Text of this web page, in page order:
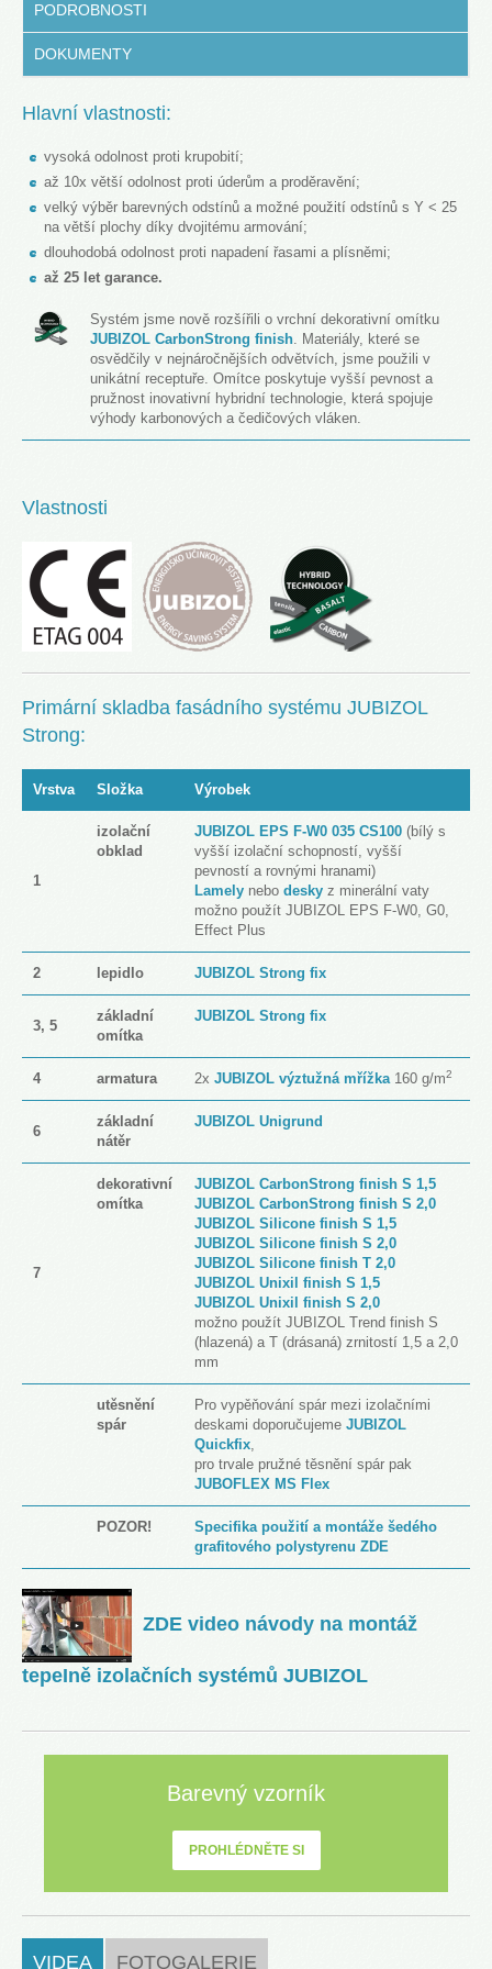
PODROBNOSTI
DOKUMENTY
Hlavní vlastnosti:
vysoká odolnost proti krupobití;
až 10x větší odolnost proti úderům a proděravění;
velký výběr barevných odstínů a možné použití odstínů s Y < 25
na větší plochy díky dvojitému armování;
dlouhodobá odolnost proti napadení řasami a plísněmi;
až 25 let garance.
Systém jsme nově rozšířili o vrchní dekorativní omítku
JUBIZOL CarbonStrong finish. Materiály, které se
osvědčily v nejnáročnějších odvětvích, jsme použili v
unikátní receptuře. Omítce poskytuje vyšší pevnost a
pružnost inovativní hybridní technologie, která spojuje
výhody karbonových a čedičových vláken.
Vlastnosti
Primární skladba fasádního systému JUBIZOL
Strong:
Vrstva Složka Výrobek
1
izolační
obklad
JUBIZOL EPS F-W0 035 CS100 (bílý s
vyšší izolační schopností, vyšší
pevností a rovnými hranami)
Lamely nebo desky z minerální vaty
možno použít JUBIZOL EPS F-W0, G0,
Effect Plus
2 lepidlo JUBIZOL Strong fix
3, 5
základní
omítka
JUBIZOL Strong fix
4 armatura 2x JUBIZOL výztužná mřížka160 g/m2
6
základní
nátěr
JUBIZOL Unigrund
7
dekorativní
omítka
JUBIZOL CarbonStrong finish S 1,5
JUBIZOL CarbonStrong finish S 2,0
JUBIZOL Silicone finish S 1,5
JUBIZOL Silicone finish S 2,0
JUBIZOL Silicone finish T 2,0
JUBIZOL Unixil finish S 1,5
JUBIZOL Unixil finish S 2,0
možno použít JUBIZOL Trend finish S
(hlazená) a T (drásaná) zrnitostí 1,5 a 2,0
mm
utěsnění
spár
Pro vypěňování spár mezi izolačními
deskami doporučujeme JUBIZOL
Quickfix,
pro trvale pružné těsnění spár pak
JUBOFLEX MS Flex
POZOR!
Specifika použití a montáže šedého
grafitového polystyrenu ZDE
ZDE video návody na montáž
tepeIně izolačních systémů JUBIZOL
Barevný vzorník
PROHLÉDNĚTE SI
VIDEA (ACTIVE TAB)
FOTOGALERIE